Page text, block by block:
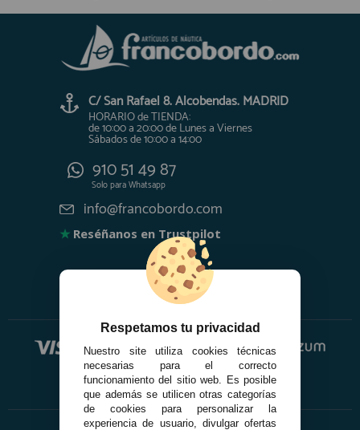
C/ San Rafael 8. Alcobendas. MADRID
HORARIO de TIENDA:
de 10:00 a 20:00 de Lunes a Viernes
Sábados de 10:00 a 14:00
910 51 49 87
Solo paraWhatsapp
info@francobordo.com
★ Reséñanos en Trustpilot
Respetamos tu privacidad
Nuestro site utiliza cookies técnicas
necesarias para el correcto
funcionamiento del sitio web. Es posible
que además se utilicen otras categorías
de cookies para personalizar la
experiencia de usuario, divulgar ofertas